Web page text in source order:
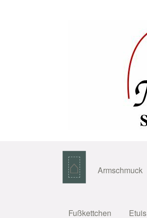
⌂ Armschmuck
Fußkettchen Etuis